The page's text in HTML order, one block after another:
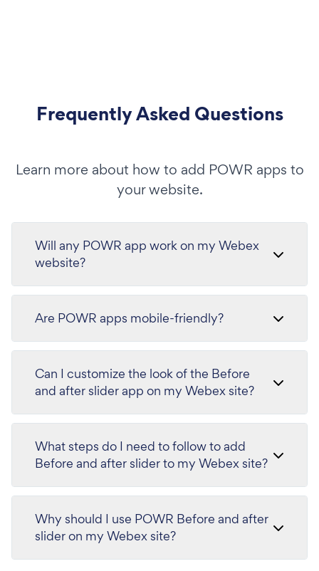
Frequently Asked Questions
Learn more about how to add POWR apps to
your website.
Will any POWR app work on my Webex
website?
Are POWR apps mobile-friendly?
Can I customize the look of the Before
and after slider app on my Webex site?
What steps do I need to follow to add
Before and after slider to my Webex site?
Why should I use POWR Before and after
slider on my Webex site?